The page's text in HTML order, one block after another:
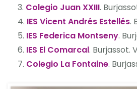
Colegio Juan XXIII.
IES Vicent Andrés Estellés.
IES Federica Montseny.
IES El Comarcal. Burjassot.
Colegio La Fontaine.